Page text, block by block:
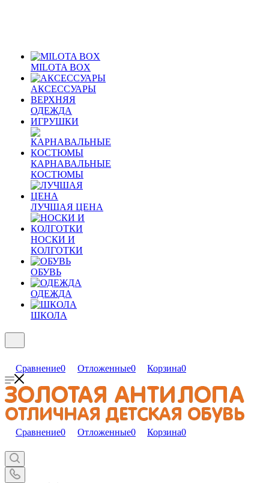
MILOTA BOX
АКСЕССУАРЫ
ВЕРХНЯЯ
ОДЕЖДА
ИГРУШКИ
КАРНАВАЛЬНЫЕ
КОСТЮМЫ
ЛУЧШАЯ ЦЕНА
НОСКИ И
КОЛГОТКИ
ОБУВЬ
ОДЕЖДА
ШКОЛА
Сравнение0 Отложенные0 Корзина0
Сравнение0 Отложенные0 Корзина0